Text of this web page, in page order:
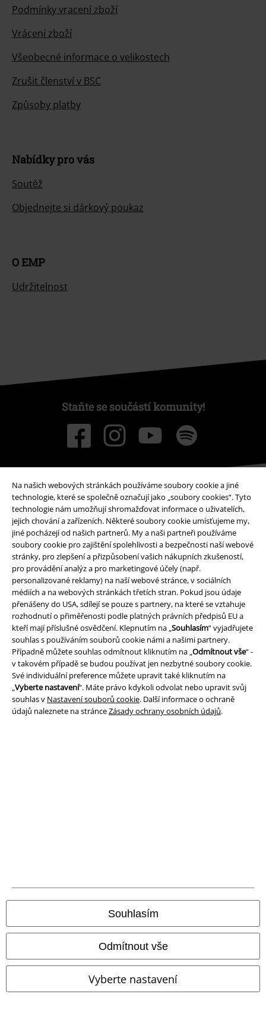
Na našich webových stránkách používáme soubory cookie a jiné
technologie, které se společně označují jako „soubory cookies“. Tyto
technologie nám umožňují shromažďovat informace o uživatelích,
jejich chování a zařízeních. Některé soubory cookie umísťujeme my,
jiné pocházejí od našich partnerů. My a naši partneři používáme
soubory cookie pro zajištění spolehlivosti a bezpečnosti naší webové
stránky, pro zlepšení a přizpůsobení vašich nákupních zkušeností,
pro provádění analýz a pro marketingové účely (např.
personalizované reklamy) na naší webové stránce, v sociálních
médiích a na webových stránkách třetích stran. Pokud jsou údaje
přenášeny do USA, sdílejí se pouze s partnery, na které se vztahuje
rozhodnutí o přiměřenosti podle platných právních předpisů EU a
kteří mají příslušné osvědčení. Klepnutím na „Souhlasím“ vyjadřujete
souhlas s používáním souborů cookie námi a našimi partnery.
Případně můžete souhlas odmítnout kliknutím na „Odmítnout vše“ -
v takovém případě se budou používat jen nezbytné soubory cookie.
Své individuální preference můžete upravit také kliknutím na
„Vyberte nastavení“. Máte právo kdykoli odvolat nebo upravit svůj
souhlas v Nastavení souborů cookie. Další informace o ochraně
údajů naleznete na stránceZásady ochrany osobních údajů.
Souhlasím
Odmítnout vše
Vyberte nastavení
Podmínky vracení zboží
Vrácení zboží
Všeobecné informace o velikostech
Zrušit členství v BSC
Způsoby platby
Nabídky pro vás
Soutěž
Objednejte si dárkový poukaz
O EMP
Udržitelnost
Staňte se součástí komunity!
Způsoby platby
Bankovní převod Platba na dobírku
Doprava
Balíkovna Balík Do ruky
EMP aplikaci
Stáhněte si novou EMP aplikaci zdarma a využijte všechny nové
Právní informace